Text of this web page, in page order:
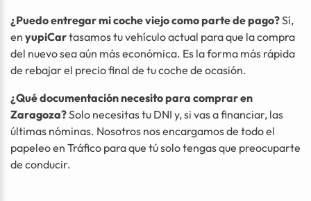
¿Puedo entregar mi coche viejo como parte de pago?Sí,
en yupiCartasamos tu vehículo actual para que la compra
del nuevo sea aún más económica. Es la forma más rápida
de rebajar el precio final de tu coche de ocasión.
¿Qué documentación necesito para comprar en
Zaragoza?Solo necesitas tu DNI y, si vas a financiar, las
últimas nóminas. Nosotros nos encargamos de todo el
papeleo en Tráfico para que tú solo tengas que preocuparte
de conducir.